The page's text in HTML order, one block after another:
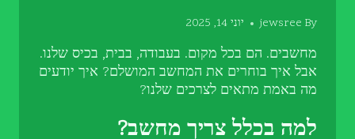
By
jewsree יוני 14, 2025
מחשבים. הם בכל מקום. בעבודה, בבית, בכיס שלנו.
אבל איך בוחרים את המחשב המושלם? איך יודעים
מה באמת מתאים לצרכים שלנו?
למה בכלל צריך מחשב?